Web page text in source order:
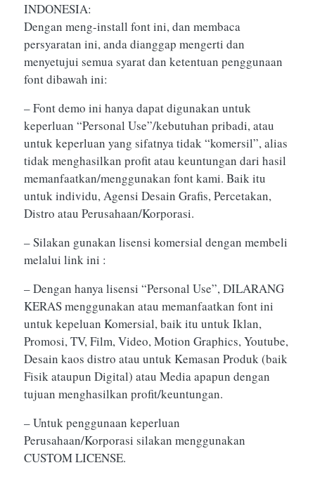
INDONESIA:
Dengan meng-install font ini, dan membaca
persyaratan ini, anda dianggap mengerti dan
menyetujui semua syarat dan ketentuan penggunaan
font dibawah ini:
– Font demo ini hanya dapat digunakan untuk
keperluan “Personal Use”/kebutuhan pribadi, atau
untuk keperluan yang sifatnya tidak “komersil”, alias
tidak menghasilkan profit atau keuntungan dari hasil
memanfaatkan/menggunakan font kami. Baik itu
untuk individu, Agensi Desain Grafis, Percetakan,
Distro atau Perusahaan/Korporasi.
– Silakan gunakan lisensi komersial dengan membeli
melalui link ini :
– Dengan hanya lisensi “Personal Use”, DILARANG
KERAS menggunakan atau memanfaatkan font ini
untuk kepeluan Komersial, baik itu untuk Iklan,
Promosi, TV, Film, Video, Motion Graphics, Youtube,
Desain kaos distro atau untuk Kemasan Produk (baik
Fisik ataupun Digital) atau Media apapun dengan
tujuan menghasilkan profit/keuntungan.
– Untuk penggunaan keperluan
Perusahaan/Korporasi silakan menggunakan
CUSTOM LICENSE.